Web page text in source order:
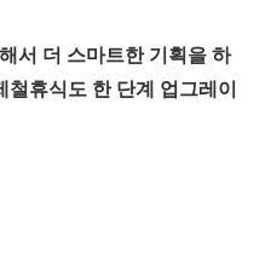
서 더 스마트한 기획을 하
철휴식도 한 단계 업그레이